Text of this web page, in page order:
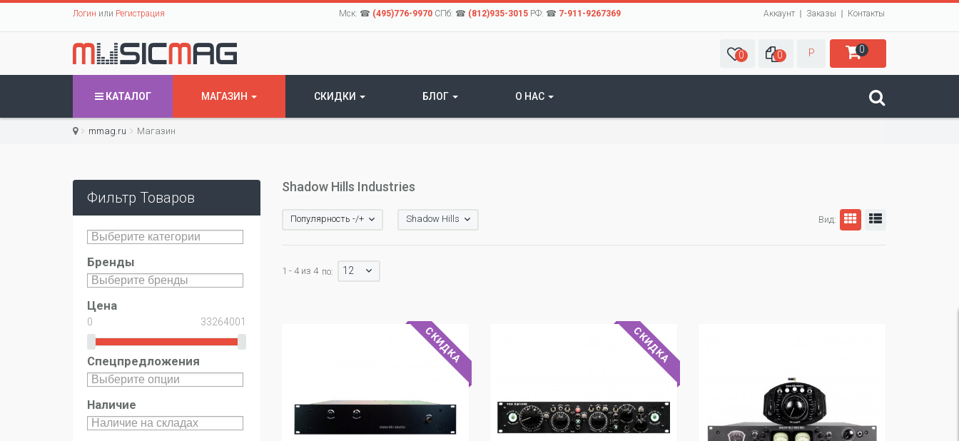
Логин или Регистрация Мск: ☎ (495)776-9970СПб: ☎ (812)935-3015РФ: ☎ 7-911-9267369 Аккаунт Заказы Контакты
0 0 Р 0
КАТАЛОГ МАГАЗИН СКИДКИ БЛОГ О НАС
mmag.ru Магазин
Фильтр Товаров
Бренды
Цена
Спецпредложения
Наличие
Shadow Hills Industries
Вид:
Популярность -/+ Shadow Hills
1 - 4 из 4 по: 12
СКИДКА СКИДКА